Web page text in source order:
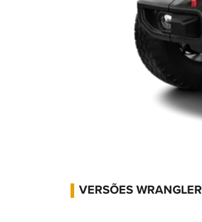
VERSÕES WRANGLER